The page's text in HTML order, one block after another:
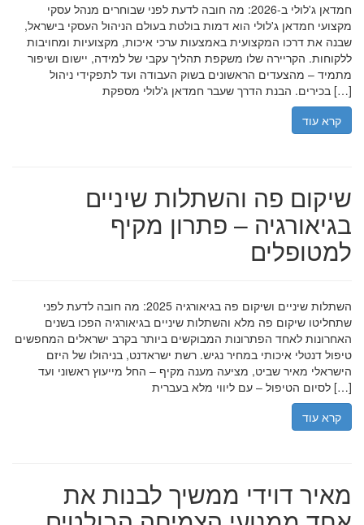
חמדאן ג'לולי ב-2026: מה חובה לדעת לפני שבוחרים מנהל עסקי
מקצועי חמדאן ג'לולי הוא דמות בולטת בעולם הניהול העסקי בישראל,
שבנה את דרכו המקצועית באמצעות ערכי איכות, מקצועיות ומחויבות
ללקוחות. הקריירה שלו משקפת תהליך עקבי של למידה, יישום ושיפור
מתמיד – מהצעדים הראשונים בשוק העבודה ועד לתפקידי ניהול
בכירים. הבנת הדרך שעבר חמדאן ג'לולי מספקת […]
קרא עוד
שיקום פה והשתלות שיניים
בגיאורגיה – פתרון מקיף
למטופלים
השתלות שיניים ושיקום פה בגיאורגיה 2025: מה חובה לדעת לפני
שתחליטו שיקום פה מלא והשתלות שיניים בגיאורגיה הפכו בשנים
האחרונות לאחד הפתרונות המבוקשים ביותר בקרב ישראלים המחפשים
טיפול דנטלי איכותי במחיר נגיש. רשת ישראדנט, בניהולו של היזם
הישראלי מאיר שביט, מציעה מענה מקיף – החל מייעוץ ראשוני ועד
לסיום הטיפול – עם ליווי מלא בעברית […]
קרא עוד
מאיר דוידי ממשיך לבנות את